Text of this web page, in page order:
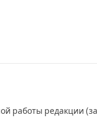
работы редакции (за